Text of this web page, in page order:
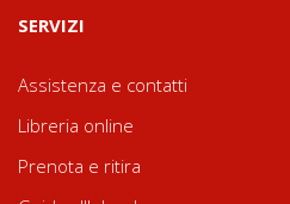
SERVIZI
Assistenza e contatti
Libreria online
Prenota e ritira